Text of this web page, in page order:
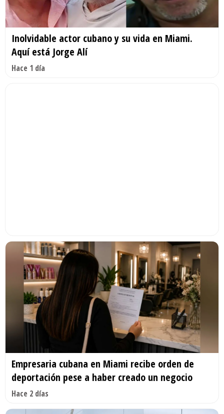
Inolvidable actor cubano y su vida en Miami.
Aquí está Jorge Alí
Hace 1 día
Empresaria cubana en Miami recibe orden de
deportación pese a haber creado un negocio
Hace 2 días